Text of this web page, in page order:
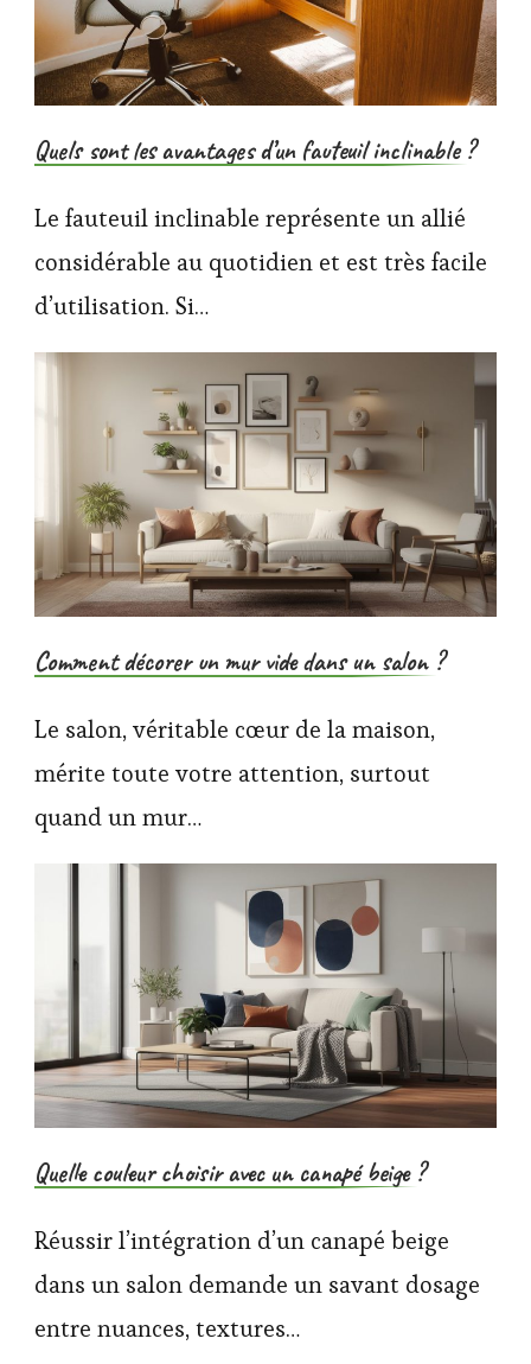
Quels sont les avantages d’un fauteuil inclinable ?
Le fauteuil inclinable représente un allié
considérable au quotidien et est très facile
d’utilisation. Si…
Comment décorer un mur vide dans un salon ?
Le salon, véritable cœur de la maison,
mérite toute votre attention, surtout
quand un mur…
Quelle couleur choisir avec un canapé beige ?
Réussir l’intégration d’un canapé beige
dans un salon demande un savant dosage
entre nuances, textures…